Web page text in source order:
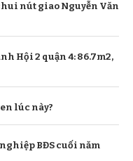
nút giao Nguyễn Văn
Hội 2 quận 4: 86.7m2,
lúc này?
BĐS cuối năm